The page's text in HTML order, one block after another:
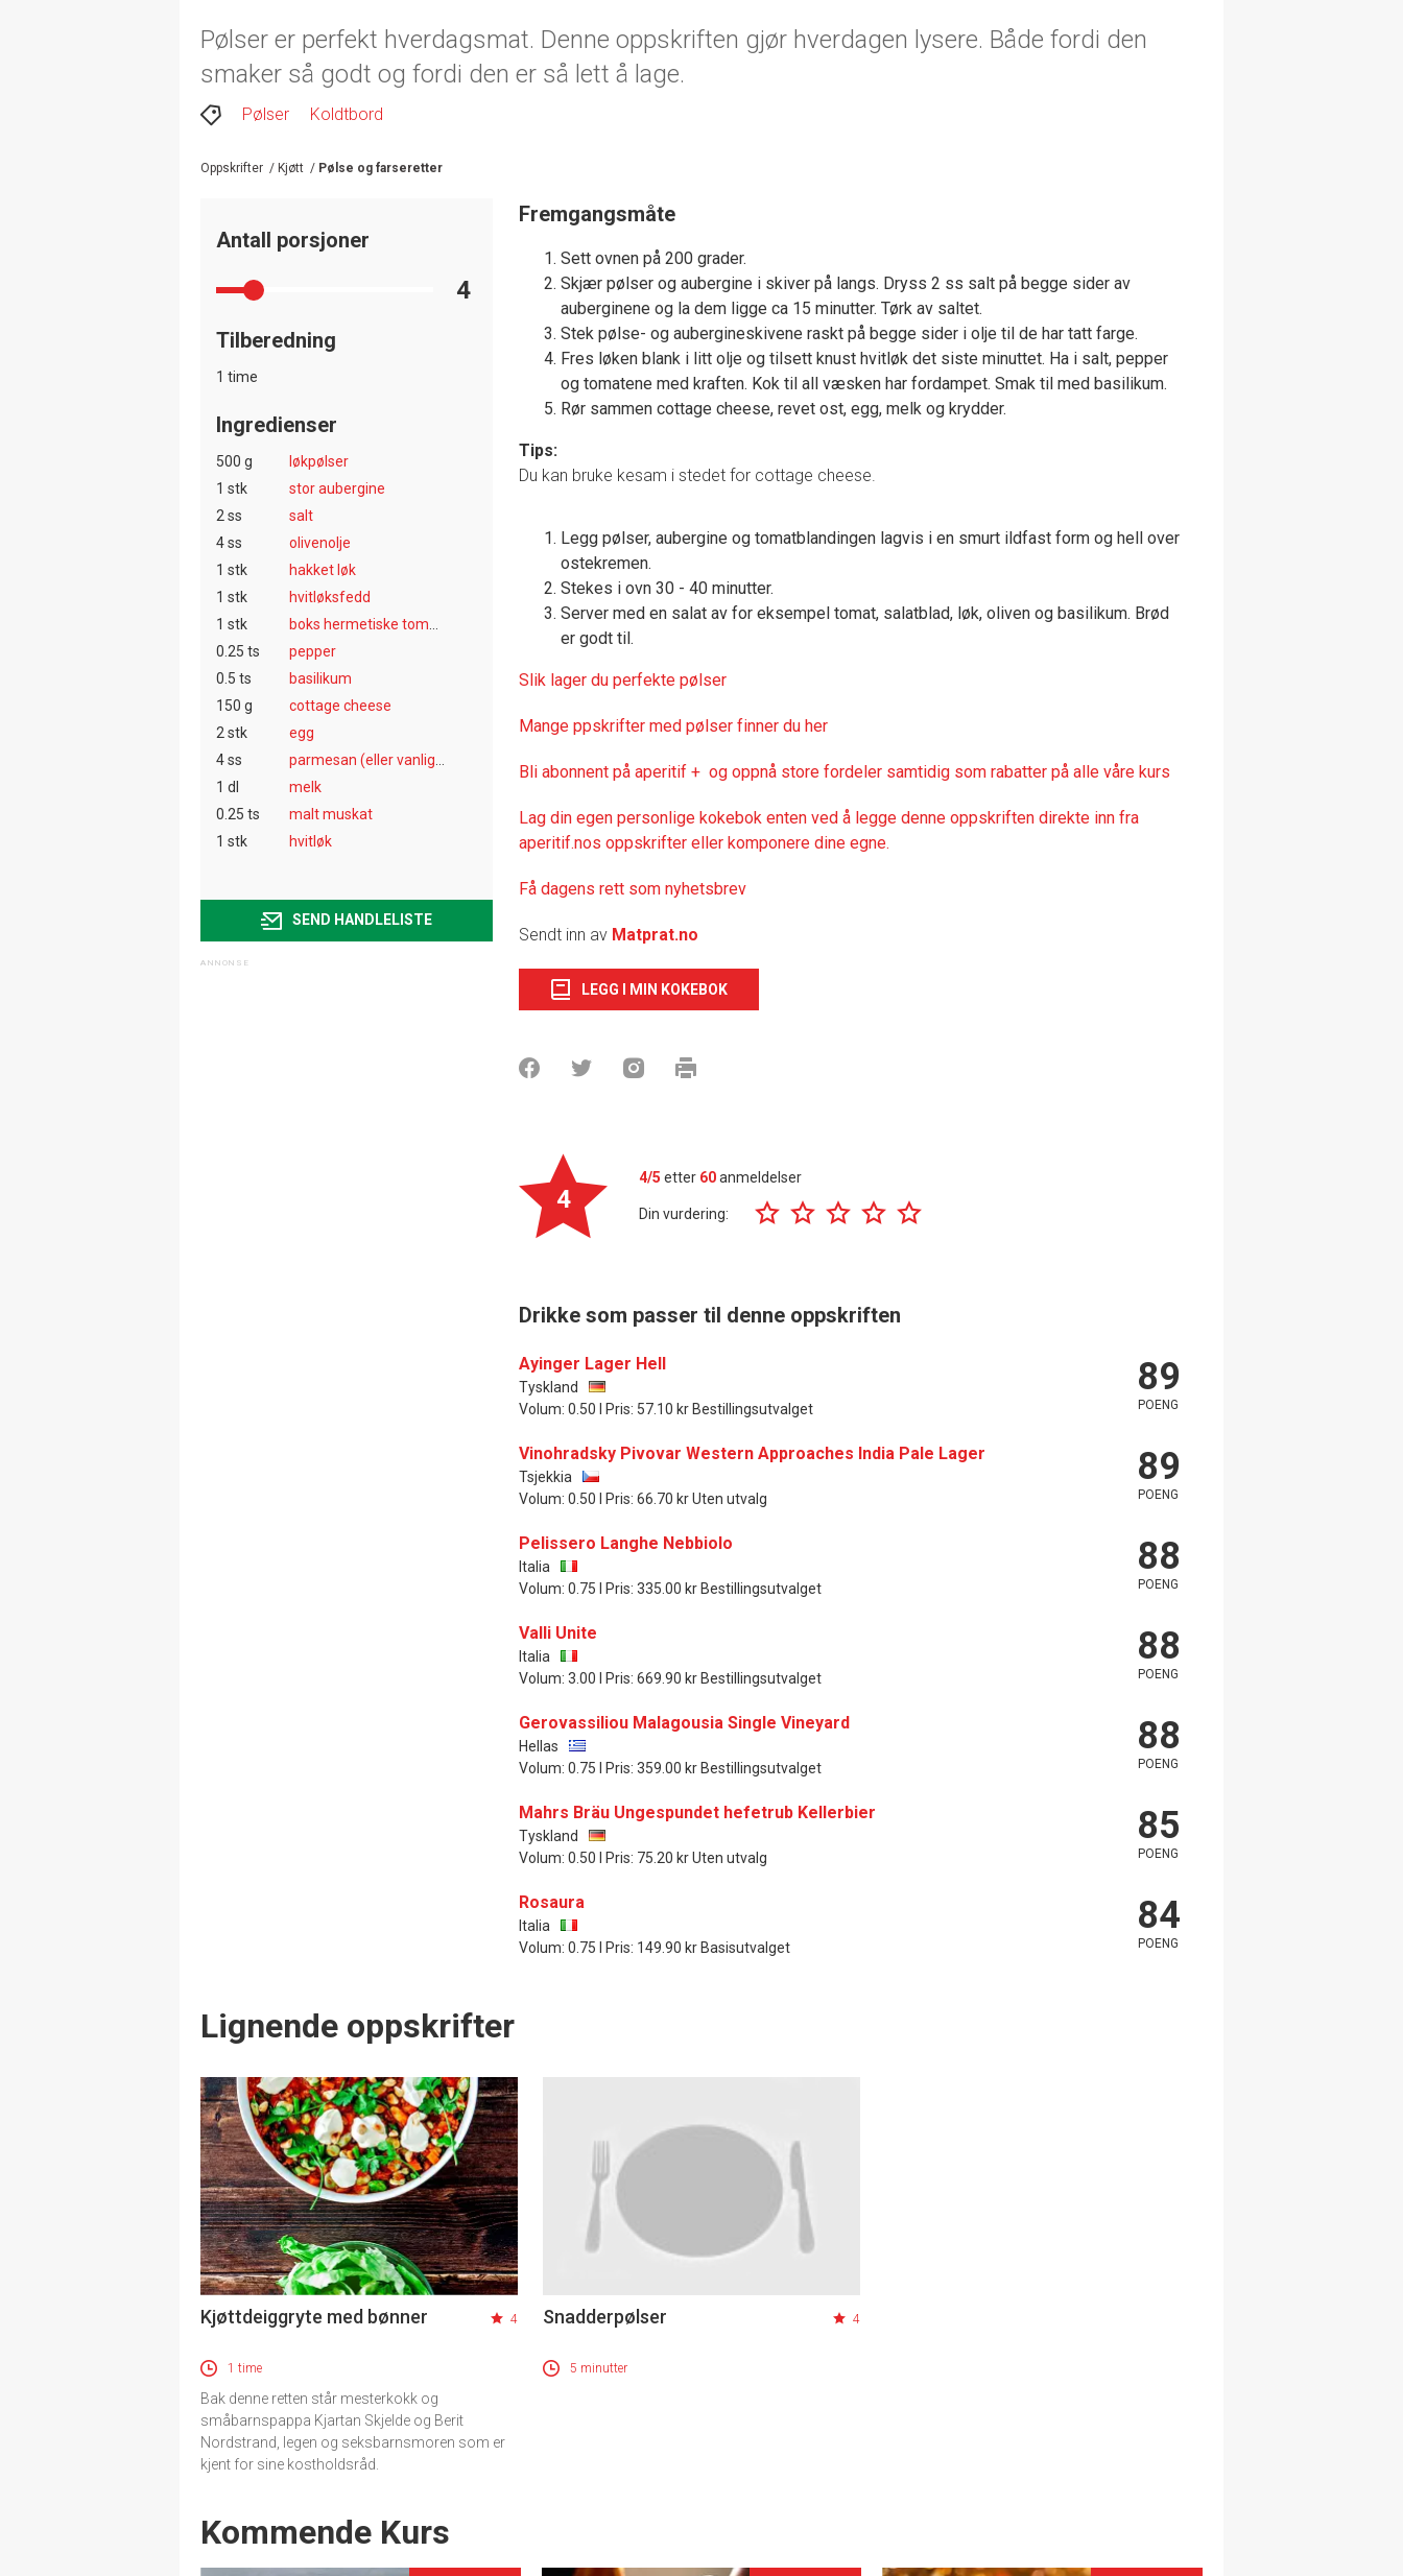
Pølser er perfekt hverdagsmat. Denne oppskriften gjør hverdagen lysere. Både fordi den
smaker så godt og fordi den er så lett å lage.
Pølser Koldtbord
Oppskrifter / Kjøtt / Pølse og farseretter
Antall porsjoner
4
Tilberedning
1 time
Ingredienser
500 g
løkpølser
1 stk
stor aubergine
2 ss
salt
4 ss
olivenolje
1 stk
hakket løk
1 stk
hvitløksfedd
1 stk
0.25 ts
pepper
0.5 ts
basilikum
150 g
cottage cheese
2 stk
egg
4 ss
1 dl
melk
0.25 ts
malt muskat
1 stk
hvitløk
SEND HANDLELISTE
Fremgangsmåte
Sett ovnen på 200 grader.
Skjær pølser og aubergine i skiver på langs. Dryss 2 ss salt på begge sider av
auberginene og la dem ligge ca 15 minutter. Tørk av saltet.
Stek pølse- og aubergineskivene raskt på begge sider i olje til de har tatt farge.
Fres løken blank i litt olje og tilsett knust hvitløk det siste minuttet. Ha i salt, pepper
og tomatene med kraften. Kok til all væsken har fordampet. Smak til med basilikum.
Rør sammen cottage cheese, revet ost, egg, melk og krydder.
Tips:
Du kan bruke kesam i stedet for cottage cheese.
Legg pølser, aubergine og tomatblandingen lagvis i en smurt ildfast form og hell over
ostekremen.
Stekes i ovn 30 - 40 minutter.
Server med en salat av for eksempel tomat, salatblad, løk, oliven og basilikum. Brød
er godt til.
Slik lager du perfekte pølser
Mange ppskrifter med pølser finner du her
Bli abonnent på aperitif + og oppnå store fordeler samtidig som rabatter på alle våre kurs
Lag din egen personlige kokebok enten ved å legge denne oppskriften direkte inn fra
aperitif.nos oppskrifter eller komponere dine egne.
Få dagens rett som nyhetsbrev
Sendt inn av Matprat.no
LEGG I MIN KOKEBOK
4
4/5 etter 60anmeldelser
Din vurdering:
Drikke som passer til denne oppskriften
Ayinger Lager Hell
Tyskland
Volum: 0.50 l Pris: 57.10 kr Bestillingsutvalget
89
POENG
Vinohradsky Pivovar Western Approaches India Pale Lager
Tsjekkia
Volum: 0.50 l Pris: 66.70 kr Uten utvalg
89
POENG
Pelissero Langhe Nebbiolo
Italia
Volum: 0.75 l Pris: 335.00 kr Bestillingsutvalget
88
POENG
Valli Unite
Italia
Volum: 3.00 l Pris: 669.90 kr Bestillingsutvalget
88
POENG
Gerovassiliou Malagousia Single Vineyard
Hellas
Volum: 0.75 l Pris: 359.00 kr Bestillingsutvalget
88
POENG
Mahrs Bräu Ungespundet hefetrub Kellerbier
Tyskland
Volum: 0.50 l Pris: 75.20 kr Uten utvalg
85
POENG
Rosaura
Italia
Volum: 0.75 l Pris: 149.90 kr Basisutvalget
84
POENG
Lignende oppskrifter
Kjøttdeiggryte med bønner 4
1 time
Bak denne retten står mesterkokk og
småbarnspappa Kjartan Skjelde og Berit
Nordstrand, legen og seksbarnsmoren som er
kjent for sine kostholdsråd.
Snadderpølser 4
5 minutter
Events
Kommende Kurs